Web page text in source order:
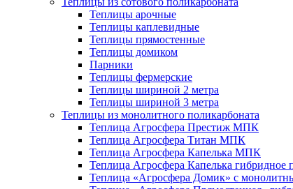
Теплицы арочные
Теплицы каплевидные
Теплицы прямостенные
Теплицы домиком
Парники
Теплицы фермерские
Теплицы шириной 2 метра
Теплицы шириной 3 метра
Теплицы из монолитного поликарбоната
Теплица Агросфера Престиж МПК
Теплица Агросфера Титан МПК
Теплица Агросфера Капелька МПК
Теплица Агросфера Капелька гибридное
Теплица «Агросфера Домик» с